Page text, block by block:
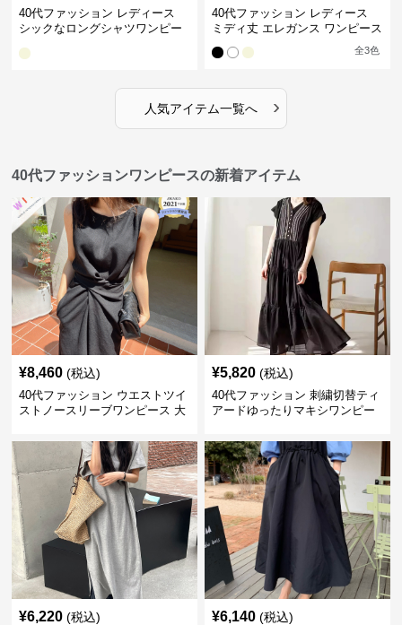
40代ファッション レディース
シックなロングシャツワンピー
40代ファッション レディース
ミディ丈 エレガンス ワンピース
全3色
人気アイテム一覧へ ›
40代ファッションワンピースの新着アイテム
¥8,460 (税込)
40代ファッション ウエストツイ
ストノースリーブワンピース 大
¥5,820 (税込)
40代ファッション 刺繍切替ティ
アードゆったりマキシワンピー
¥6,220 (税込) ¥6,140 (税込)